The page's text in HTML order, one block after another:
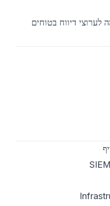
לערוצי דיווח בטוחים